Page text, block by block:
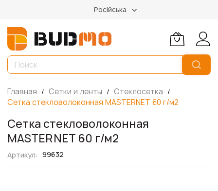
Російська
Главная Сетки и ленты
Стеклосетка
Сетка стекловолоконная MASTERNET 60 г/м2
Сетка стекловолоконная
MASTERNET 60 г/м2
Артикул 99632